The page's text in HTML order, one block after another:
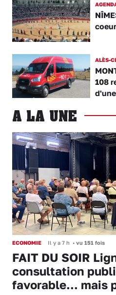
ALÈS-
108
A LA UNE
ECONOMIE Il y a 7 h • vu 151 fois
FAIT DU SOIR
consultation
favorable... mais